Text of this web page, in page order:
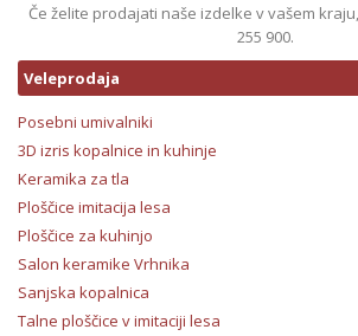
Če želite prodajati naše izdelke v vašem
255 900.
Veleprodaja
Posebni umivalniki
3D izris kopalnice in kuhinje
Keramika za tla
Ploščice imitacija lesa
Ploščice za kuhinjo
Salon keramike Vrhnika
Sanjska kopalnica
Talne ploščice v imitaciji lesa